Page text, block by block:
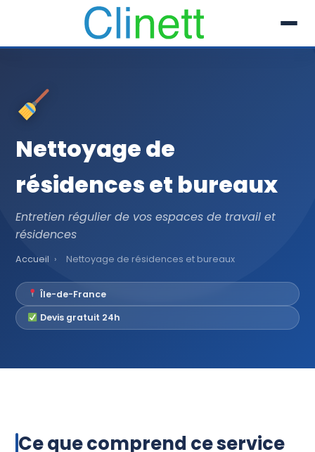
Prestations
Références
Secteur
Recrutement
01 30 51 04 09
Nettoyage de
résidences et bureaux
Entretien régulier de vos espaces de travail et
résidences
Accueil › Nettoyage de résidences et bureaux
Île-de-France
Devis gratuit 24h
Ce que comprend ce service